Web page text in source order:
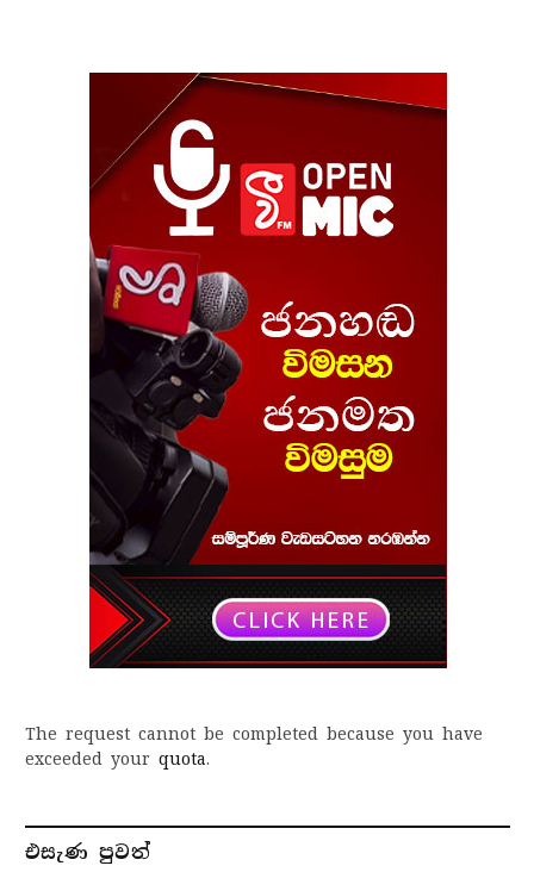
The request cannot be completed because you have
exceeded your quota.
එසැණ පුව​ත්